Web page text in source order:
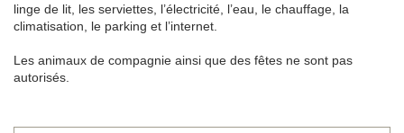
linge de lit, les serviettes, l’électricité, l’eau, le chauffage, la
climatisation, le parking et l’internet.
Les animaux de compagnie ainsi que des fêtes ne sont pas
autorisés.